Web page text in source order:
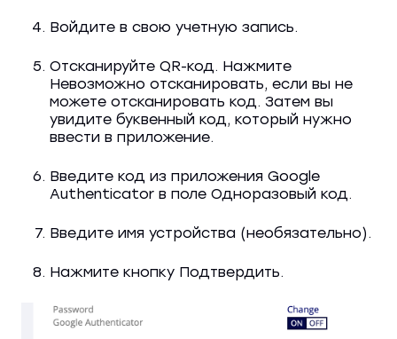
Войдите в свою учетную запись.
Отсканируйте QR-код. Нажмите
Невозможно отсканировать, если вы не
можете отсканировать код. Затем вы
увидите буквенный код, который нужно
ввести в приложение.
Введите код из приложения Google
Authenticator в поле Одноразовый код.
Введите имя устройства (необязательно).
Нажмите кнопку Подтвердить.